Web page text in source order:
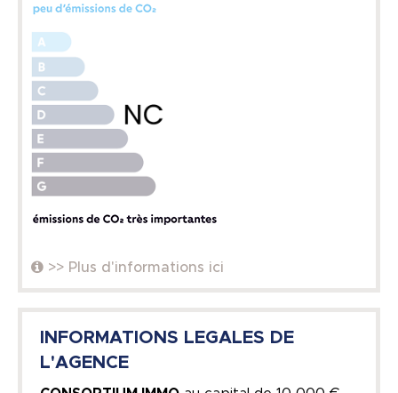
>> Plus d'informations ici
INFORMATIONS LEGALES DE
L'AGENCE